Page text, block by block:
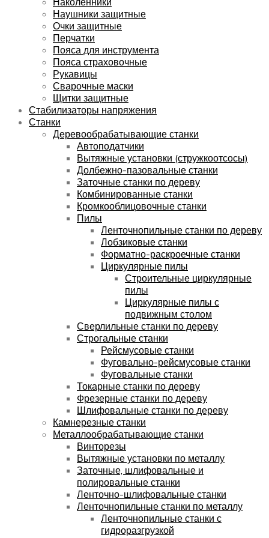
Наушники защитные
Очки защитные
Перчатки
Пояса для инструмента
Пояса страховочные
Рукавицы
Сварочные маски
Щитки защитные
Стабилизаторы напряжения
Станки
Деревообрабатывающие станки
Автоподатчики
Вытяжные установки (стружкоотсосы)
Долбежно-пазовальные станки
Заточные станки по дереву
Комбинированные станки
Кромкооблицовочные станки
Пилы
Ленточнопильные станки по дереву
Лобзиковые станки
Форматно-раскроечные станки
Циркулярные пилы
Строительные циркулярные
пилы
Циркулярные пилы с
подвижным столом
Сверлильные станки по дереву
Строгальные станки
Рейсмусовые станки
Фуговально-рейсмусовые станки
Фуговальные станки
Токарные станки по дереву
Фрезерные станки по дереву
Шлифовальные станки по дереву
Камнерезные станки
Металлообрабатывающие станки
Винторезы
Вытяжные установки по металлу
Заточные, шлифовальные и
полировальные станки
Ленточно-шлифовальные станки
Ленточнопильные станки по металлу
Ленточнопильные станки с
гидроразгрузкой